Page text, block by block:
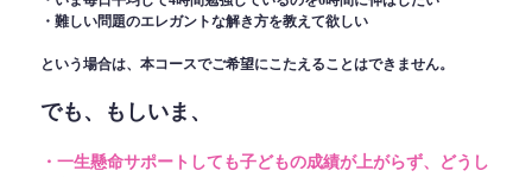
・難しい問題のエレガントな解き方を教えて欲しい
という場合は、本コースでご希望にこたえることはできません。
でも、もしいま、
・一生懸命サポートしても子どもの成績が上がらず、どうし